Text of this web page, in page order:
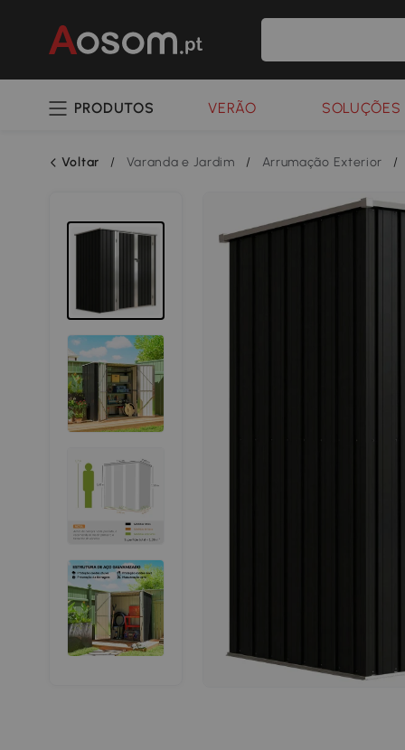
PRODUTOS VERÃO SOLUÇÕES
Voltar / Varanda e Jardim / Arrumação Exterior /